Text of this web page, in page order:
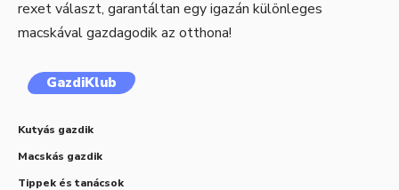
rexet választ, garantáltan egy igazán különleges
macskával gazdagodik az otthona!
GazdiKlub
Kutyás gazdik
Macskás gazdik
Tippek és tanácsok